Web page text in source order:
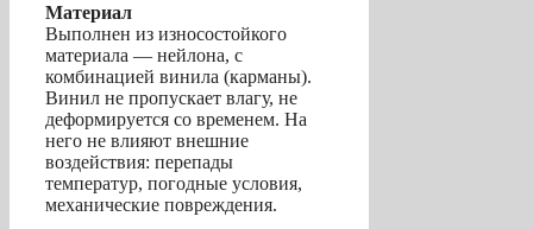
Материал
Выполнен из износостойкого
материала — нейлона, с
комбинацией винила (карманы).
Винил не пропускает влагу, не
деформируется со временем. На
него не влияют внешние
воздействия: перепады
температур, погодные условия,
механические повреждения.